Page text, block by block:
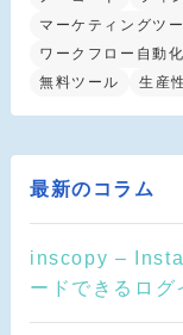
マーケティングツ
ワークフロー自動化
無料ツール
生産
最新のコラム
inscopy –
ードできるログ